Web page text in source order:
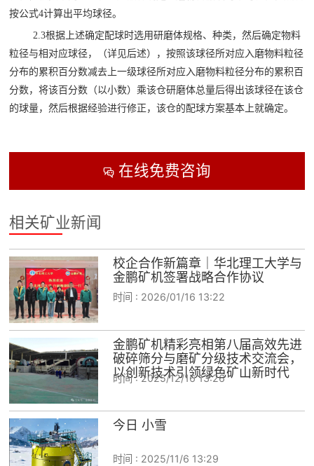
按公式4计算出平均球径。
2.3根据上述确定配球时选用研磨体规格、种类，然后确定物料
粒径与相对应球径，（详见后述），按照该球径所对应入磨物料粒径
分布的累积百分数减去上一级球径所对应入磨物料粒径分布的累积百
分数，将该百分数（以小数）乘该仓研磨体总量后得出该球径在该仓
的球量，然后根据经验进行修正，该仓的配球方案基本上就确定。
在线免费咨询
相关矿业新闻
校企合作新篇章｜华北理工大学与
金鹏矿机签署战略合作协议
时间 : 2026/01/16 13:22
金鹏矿机精彩亮相第八届高效先进
破碎筛分与磨矿分级技术交流会，
以创新技术引领绿色矿山新时代
时间 :2025/12/16 13:26
今日 小雪
时间 : 2025/11/6 13:29